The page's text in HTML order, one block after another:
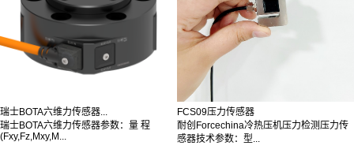
瑞士BOTA六维力传感器...
瑞士BOTA六维力传感器参数：量 程
(Fxy,Fz,Mxy,M...
FCS09压力传感器
耐创Forcechina冷热压机压力检测压力传
感器技术参数：型...